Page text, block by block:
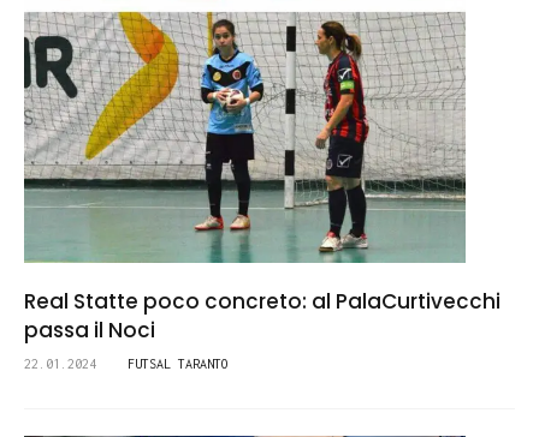
Real Statte poco concreto: al PalaCurtivecchi
passa il Noci
22.01.2024 FUTSAL TARANTO